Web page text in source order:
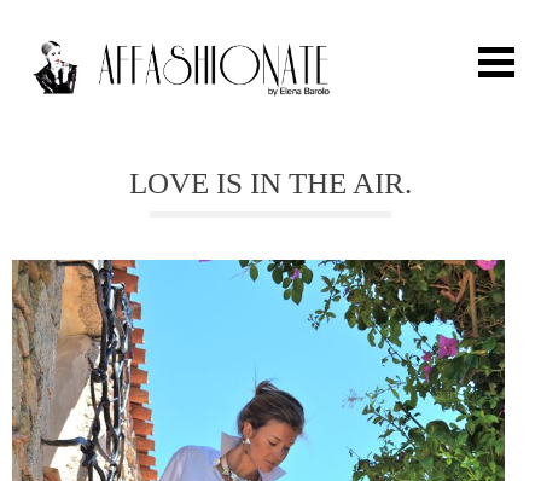
TRAVEL
LOVE IS IN THE AIR.